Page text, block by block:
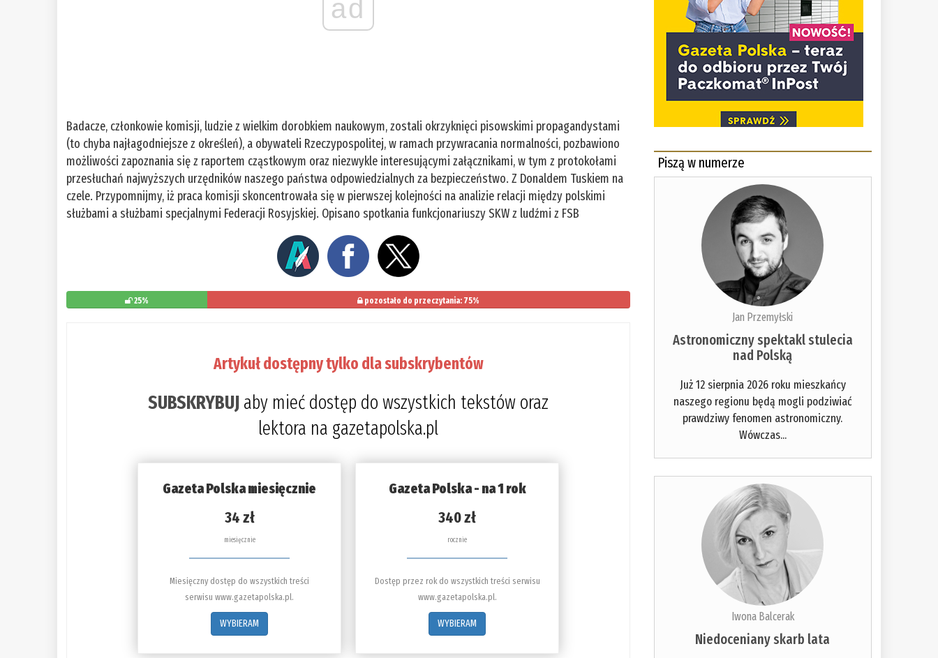
ad
Badacze, członkowie komisji, ludzie z wielkim dorobkiem naukowym, zostali okrzyknięci pisowskimi propagandystami
(to chyba najłagodniejsze z określeń), a obywateli Rzeczypospolitej, w ramach przywracania normalności, pozbawiono
możliwości zapoznania się z raportem cząstkowym oraz niezwykle interesującymi załącznikami, w tym z protokołami
przesłuchań najwyższych urzędników naszego państwa odpowiedzialnych za bezpieczeństwo. Z Donaldem Tuskiem na
czele. Przypomnijmy, iż praca komisji skoncentrowała się w pierwszej kolejności na analizie relacji między polskimi
służbami a służbami specjalnymi Federacji Rosyjskiej. Opisano spotkania funkcjonariuszy SKW z ludźmi z FSB
25% pozostało do przeczytania: 75%
Artykuł dostępny tylko dla subskrybentów
SUBSKRYBUJ aby mieć dostęp do wszystkich tekstów oraz
lektora na gazetapolska.pl
Gazeta Polska miesięcznie
34 zł
miesięcznie
Miesięczny dostęp do wszystkich treści
serwisu www.gazetapolska.pl.
WYBIERAM
Gazeta Polska - na 1 rok
340 zł
rocznie
Dostęp przez rok do wszystkich treści serwisu
www.gazetapolska.pl.
WYBIERAM
Piszą w numerze
Jan Przemyłski
Astronomiczny spektakl stulecia
nad Polską
Już 12 sierpnia 2026 roku mieszkańcy
naszego regionu będą mogli podziwiać
prawdziwy fenomen astronomiczny.
Wówczas...
Iwona Balcerak
Niedoceniany skarb lata